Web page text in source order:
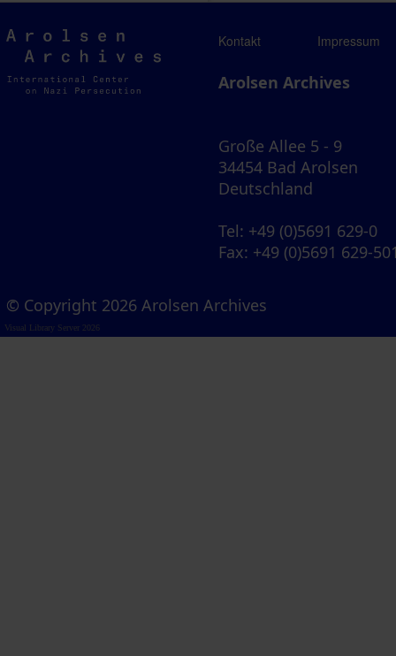
Arolsen
Archives
Kontakt Impressum
Arolsen Archives
Große Allee 5 - 9
34454 Bad Arolsen
Deutschland
Tel: +49 (0)5691 629-0
Fax: +49 (0)5691 629-
© Copyright 2026 Arolsen Archives
Visual Library Server 2026